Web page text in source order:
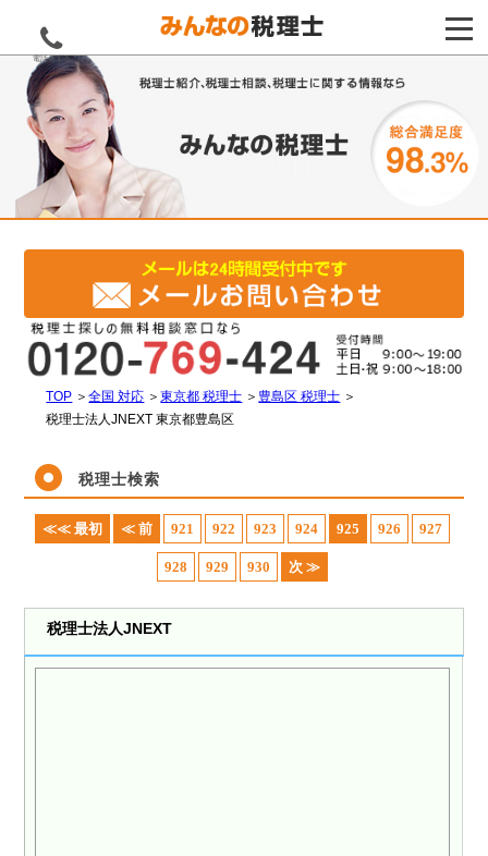
電話をする
TOP ＞全国 対応 ＞東京都 税理士 ＞ 豊島区 税理士 ＞
税理士法人JNEXT 東京都豊島区
税理士検索
≪≪ 最初 ≪ 前 921 922 923 924 925 926 927
928 929 930 次 ≫
税理士法人JNEXT